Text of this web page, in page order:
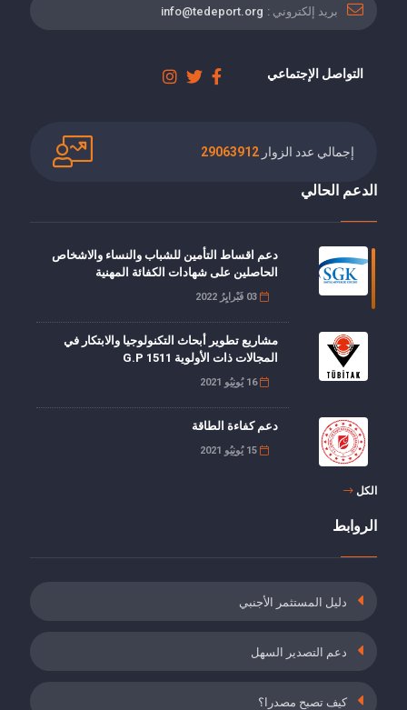
بريد إلكتروني : info@tedeport.org
التواصل الإجتماعي
إجمالي عدد الزوار 29063912
الدعم الحالي
دعم اقساط التأمين للشباب والنساء والاشخاص
الحاصلين على شهادات الكفائة المهنية
03 فَبْرايِرُ 2022
مشاريع تطوير أبحاث التكنولوجيا والابتكار في
المجالات ذات الأولوية G.P 1511
16 يُونِيُو 2021
دعم كفاءة الطاقة
15 يُونِيُو 2021
التدريب أثناء العمل
الكل
الروابط
دليل المستثمر الأجنبي
دعم التصدير السهل
كيف تصبح مصدرا؟